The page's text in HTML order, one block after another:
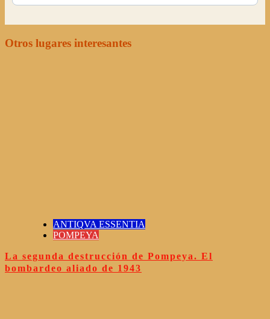
Otros lugares interesantes
ANTIQVA ESSENTIA
POMPEYA
La segunda destrucción de Pompeya. El
bombardeo aliado de 1943